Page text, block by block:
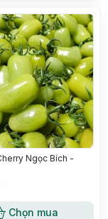
Ngọc Bích -
Chọn mua